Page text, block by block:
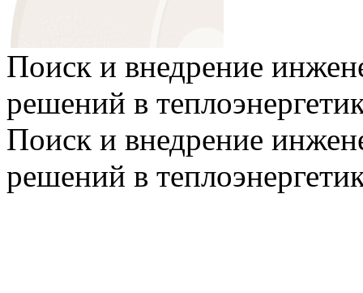
Поиск и внедрение
решений в
Поиск и внедрение
решений в